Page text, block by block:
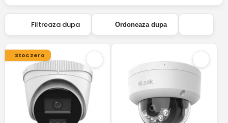
Filtreaza dupa Ordoneaza dupa
Stoc zero